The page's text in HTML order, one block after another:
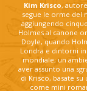
Kim Krisco,
segue le orme del
aggiungendo
Holmes al canone
Doyle, quando
Londra e dintorni
mondiale; un
aver assunto una
di Krisco, basate
come mini